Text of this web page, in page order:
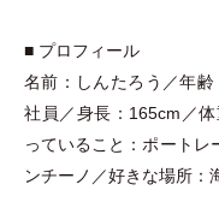
■ プロフィール
名前：しんたろう／年齢
社員／身長： 165cm ／体
っていること：ポートレ
ンチーノ／好きな場所：